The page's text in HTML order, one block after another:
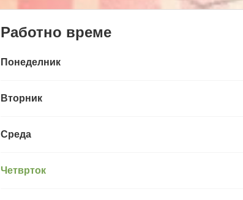
Работно време
Понеделник
Вторник
Среда
Четврток